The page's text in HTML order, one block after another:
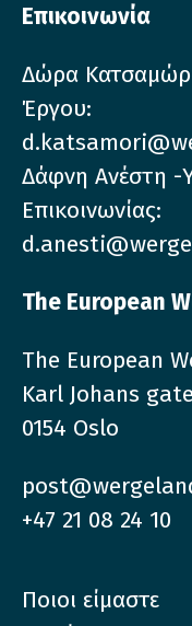
Επικοινωνία
Δώρα
Έργου:
Δάφνη Ανέστη -
Επικοινωνίας:
The European
The European
Karl Johans
0154 Oslo
+47 21 08 24 10
Ποιοι είμαστε